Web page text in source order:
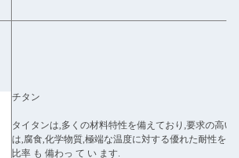
チタン
タイタンは,多くの材料特性を備えており,要求の高
は,腐食,化学物質,極端な温度に対する優れた耐性を
比率 も 備わっ て い ます.